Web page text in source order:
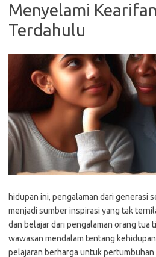
Menyelami
Terdahulu
hidupan ini, pengalaman dari generasi
menjadi sumber inspirasi yang tak
dan belajar dari pengalaman orang tua
wawasan mendalam tentang
pelajaran berharga untuk